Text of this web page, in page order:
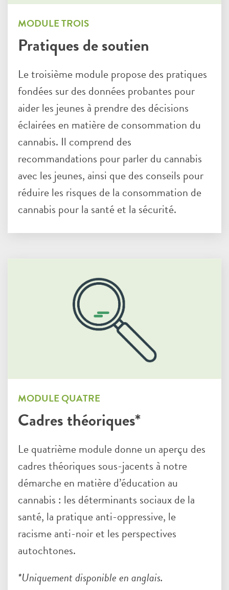
MODULE TROIS
Pratiques de soutien
Le troisième module propose des pratiques
fondées sur des données probantes pour
aider les jeunes à prendre des décisions
éclairées en matière de consommation du
cannabis. Il comprend des
recommandations pour parler du cannabis
avec les jeunes, ainsi que des conseils pour
réduire les risques de la consommation de
cannabis pour la santé et la sécurité.
MODULE QUATRE
Cadres théoriques*
Le quatrième module donne un aperçu des
cadres théoriques sous-jacents à notre
démarche en matière d’éducation au
cannabis : les déterminants sociaux de la
santé, la pratique anti-oppressive, le
racisme anti-noir et les perspectives
autochtones.
*Uniquement disponible en anglais.